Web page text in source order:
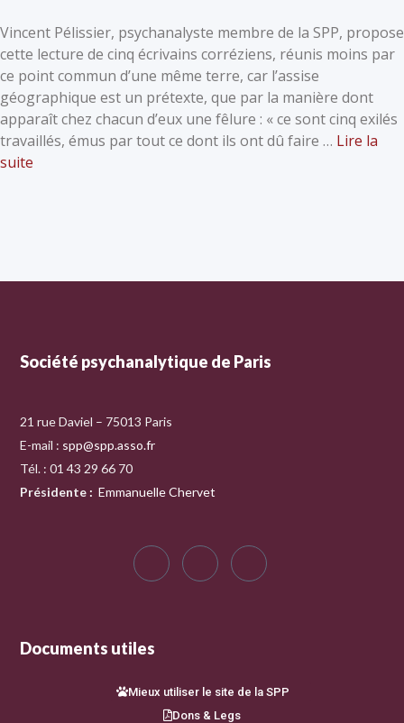
Vincent Pélissier, psychanalyste membre de la SPP, propose
cette lecture de cinq écrivains corréziens, réunis moins par
ce point commun d’une même terre, car l’assise
géographique est un prétexte, que par la manière dont
apparaît chez chacun d’eux une fêlure : « ce sont cinq exilés
travaillés, émus par tout ce dont ils ont dû faire … Lire la
suite
Société psychanalytique de Paris
21 rue Daviel – 75013 Paris
E-mail : spp@spp.asso.fr
Tél. : 01 43 29 66 70
Présidente : Emmanuelle Chervet
Documents utiles
Mieux utiliser le site de la SPP
Dons & Legs